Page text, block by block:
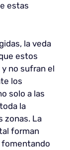
estas
la veda
estos
no sufran el
los
solo a las
la
zonas. La
forman